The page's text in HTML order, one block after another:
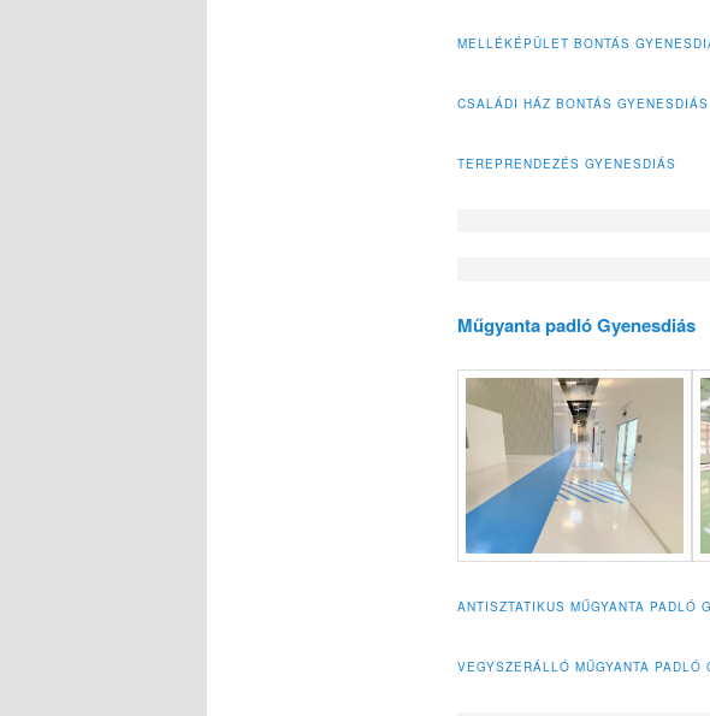
MELLÉKÉPÜLET BONTÁS
CSALÁDI HÁZ BONTÁS GYENESDIÁS
TEREPRENDEZÉS GYENESDIÁS
Műgyanta padló Gyenesdiás
ANTISZTATIKUS MŰGYANTA PADLÓ
VEGYSZERÁLLÓ MŰGYANTA PADLÓ